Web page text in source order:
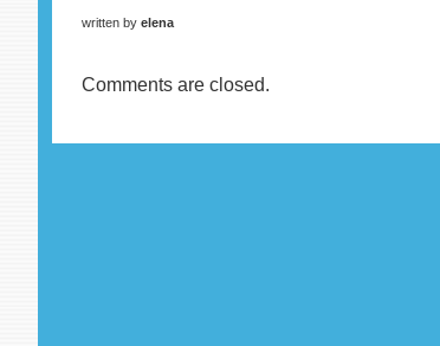
written by elena
Comments are closed.